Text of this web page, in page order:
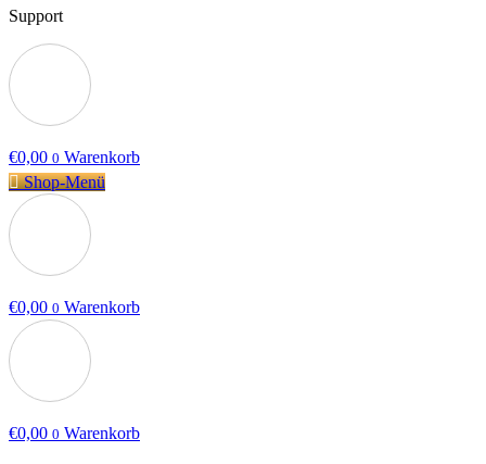
Support
€0,00 0 Warenkorb
Shop-Menü
€0,00 0 Warenkorb
€0,00 0 Warenkorb